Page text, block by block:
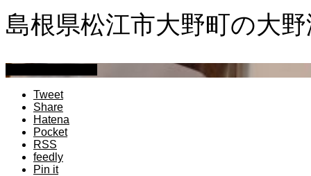
島根県松江市大野町の大
Tweet
Share
Hatena
Pocket
RSS
feedly
Pin it